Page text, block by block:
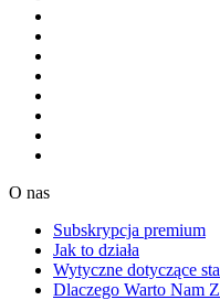
O nas
Subskrypcja premium
Jak to działa
Wytyczne dotyczące
Dlaczego Warto Nam